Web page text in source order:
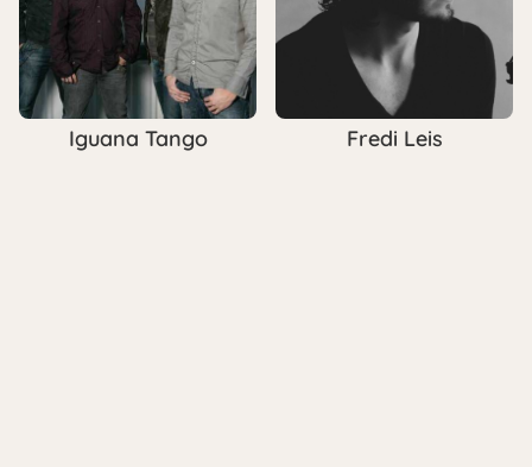
Iguana Tango Fredi Leis